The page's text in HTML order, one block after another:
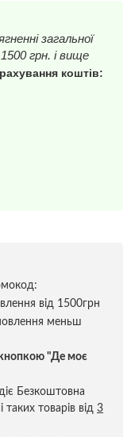
загальної
грн. і вище
коштів:
від 1500грн
меньш
кнопкою "Де моє
Безкоштовна
товарів від 3